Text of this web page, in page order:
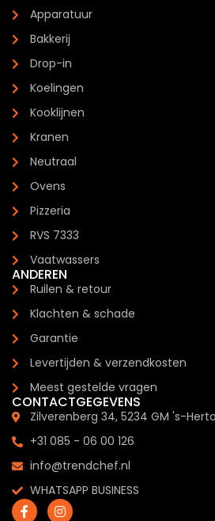
Apparatuur
Bakkerij
Drop-in
Koelingen
Kooklijnen
Kranen
Neutraal
Ovens
Pizzeria
RVS 7333
Vaatwassers
ANDEREN
Ruilen & retour
Klachten & schade
Garantie
Levertijden & verzendkosten
Meest gestelde vragen
CONTACTGEGEVENS
Zilverenberg 34, 5234 GM 's-
+31 085 - 06 00 126
info@trendchef.nl
WHATSAPP BUSINESS